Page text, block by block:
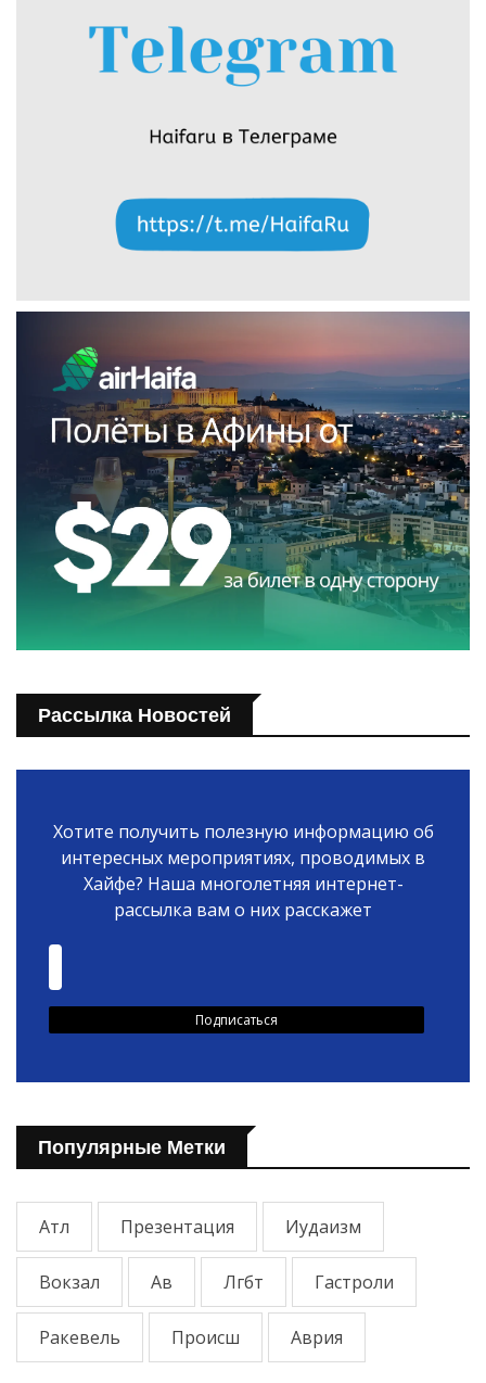
Рассылка Новостей
Хотите получить полезную информацию об
интересных мероприятиях, проводимых в
Хайфе? Наша многолетняя интернет-
рассылка вам о них расскажет
Популярные Метки
Атл Презентация Иудаизм
Вокзал Ав Лгбт Гастроли
Ракевель Происш Аврия